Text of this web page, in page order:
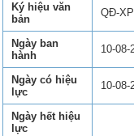
Ký hiệu văn
bản
QĐ-
Ngày ban
hành
10-08-
Ngày có hiệu
lực
10-08-
Ngày hết hiệu
lực